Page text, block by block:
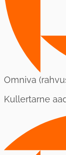
Omniva
Kullertarne